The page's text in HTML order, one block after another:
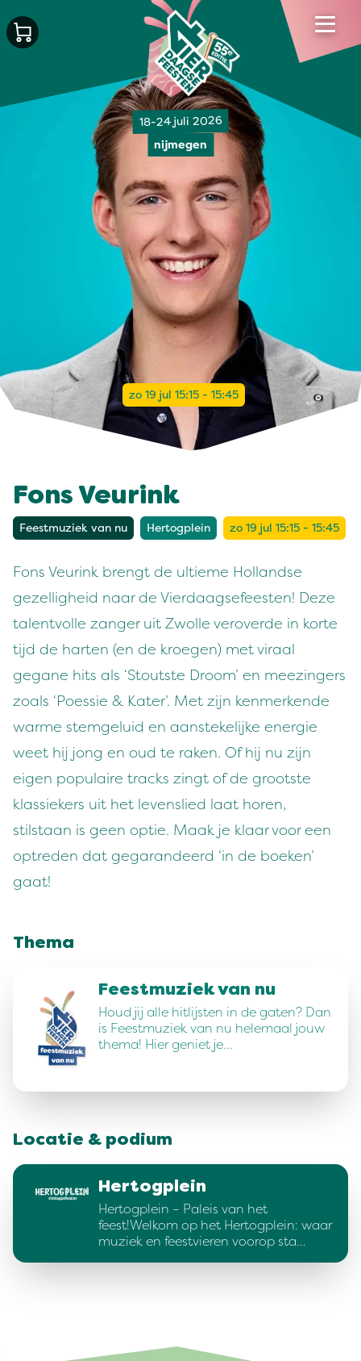
18-24 juli 2026
nijmegen
zo 19 jul 15:15 - 15:45
Fons Veurink
Feestmuziek van nu Hertogplein zo 19 jul 15:15 - 15:45
Fons Veurink brengt de ultieme Hollandse
gezelligheid naar de Vierdaagsefeesten! Deze
talentvolle zanger uit Zwolle veroverde in korte
tijd de harten (en de kroegen) met viraal
gegane hits als ‘Stoutste Droom’ en meezingers
zoals ‘Poessie & Kater’. Met zijn kenmerkende
warme stemgeluid en aanstekelijke energie
weet hij jong en oud te raken. Of hij nu zijn
eigen populaire tracks zingt of de grootste
klassiekers uit het levenslied laat horen,
stilstaan is geen optie. Maak je klaar voor een
optreden dat gegarandeerd ‘in de boeken’
gaat!
Thema
Feestmuziek van nu
Houd jij alle hitlijsten in de gaten? Dan
is Feestmuziek van nu helemaal jouw
thema! Hier geniet je…
Locatie & podium
Hertogplein
Hertogplein – Paleis van het
feest!Welkom op het Hertogplein: waar
muziek en feestvieren voorop sta…